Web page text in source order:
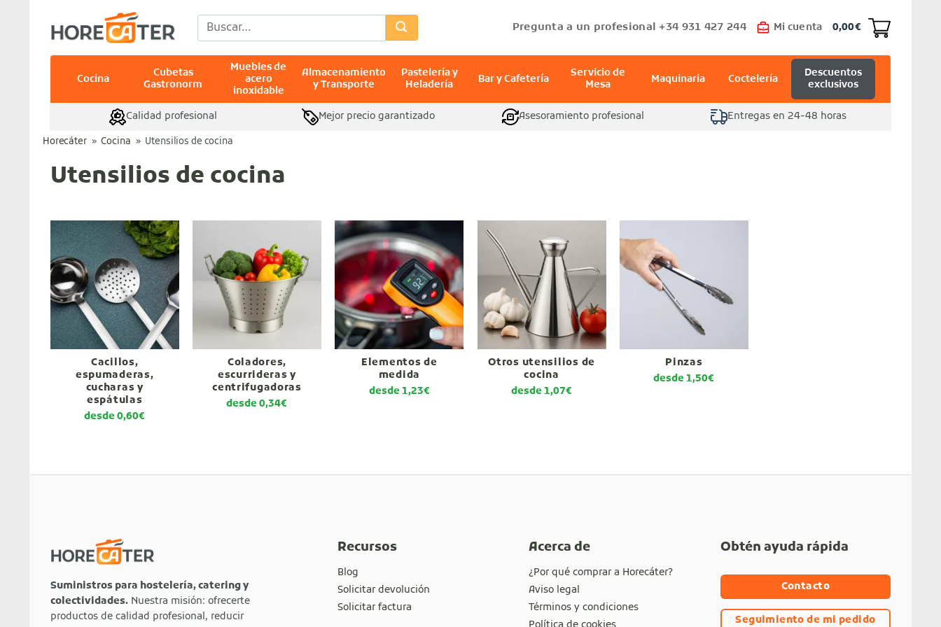
contenido
Buscar
por:
Pregunta a un profesional +34 931 427 244 Mi cuenta 0,00€
Cocina
Cubetas
Gastronorm
Muebles de
acero
inoxidable
Almacenamiento
y Transporte
Pastelería y
Heladería
Bar y Cafetería
Servicio de
Mesa
Maquinaria Coctelería
Descuentos
exclusivos
Calidad profesional Mejor precio garantizado Asesoramiento profesional Entregas en 24-48 horas
Horecáter » Cocina » Utensilios de cocina
Utensilios de cocina
Cacillos,
espumaderas,
cucharas y
espátulas
desde0,60€
Coladores,
escurrideras y
centrifugadoras
desde0,34€
Elementos de
medida
desde1,23€
Otros utensilios de
cocina
desde1,07€
Pinzas
desde1,50€
Suministros para hostelería, catering y
colectividades. Nuestra misión: ofrecerte
productos de calidad profesional, reducir
Recursos
Blog
Solicitar devolución
Solicitar factura
Acerca de
¿Por qué comprar a Horecáter?
Aviso legal
Términos y condiciones
Obtén ayuda rápida
Contacto
Seguimiento de mi pedido